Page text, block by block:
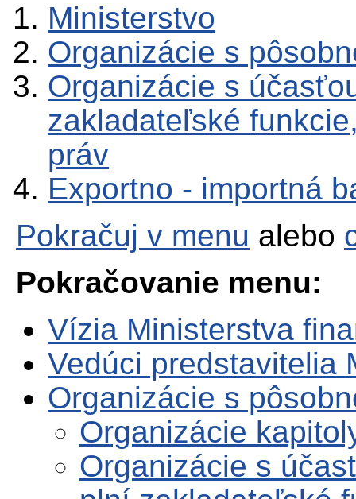
Ministerstvo
Organizácie s
Organizácie s
zakladateľské
práv
Exportno - importná
Pokračuj v menu alebo
Pokračovanie menu:
Vízia Ministerstva
Vedúci predstavitelia
Organizácie s
Organizácie
Organizácie s